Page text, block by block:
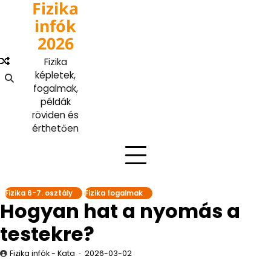
content
Fizika
infók
2026
Fizika
képletek,
fogalmak,
példák
röviden és
érthetően
Fizika 6-7. osztály Fizika fogalmak
Hogyan hat a nyomás a
testekre?
Fizika infók - Kata 2026-03-02